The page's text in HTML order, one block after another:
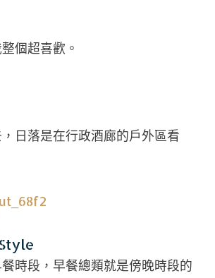
個超喜歡。
日落是在行政酒廊的戶外區看
時段，早餐總類就是傍晚時段的